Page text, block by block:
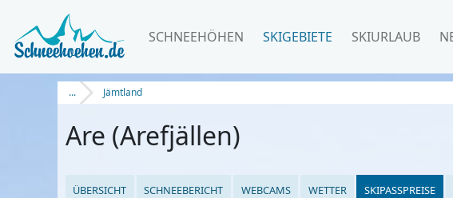
SCHNEEHÖHEN SKIGEBIETE SKIURLAUB
... Jämtland
Are (Arefjällen)
ÜBERSICHT SCHNEEBERICHT WEBCAMS WETTER SKIPASSPREISE